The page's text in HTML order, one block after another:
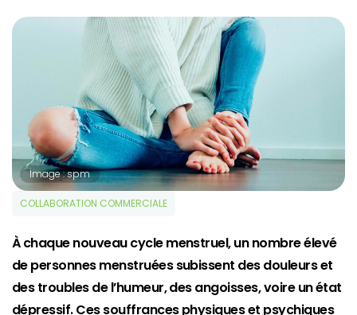
Image : spm
COLLABORATION COMMERCIALE
À chaque nouveau cycle menstruel, un nombre élevé
de personnes menstruées subissent des douleurs et
des troubles de l’humeur, des angoisses, voire un état
dépressif. Ces souffrances physiques et psychiques